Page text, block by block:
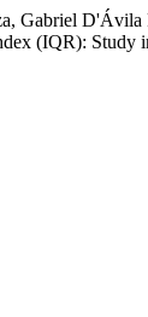
Gabriel
(IQR): Study